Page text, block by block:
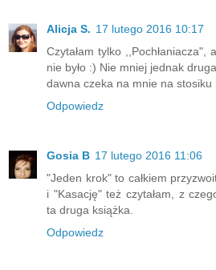
Alicja S. 17 lutego 2016 10:17
Czytałam tylko ,,Pochłaniacza",
nie było :) Nie mniej jednak
dawna czeka na mnie na stosiku
Odpowiedz
Gosia B 17 lutego 2016 11:06
"Jeden krok" to całkiem
i "Kasację" też czytałam, z
ta druga książka.
Odpowiedz